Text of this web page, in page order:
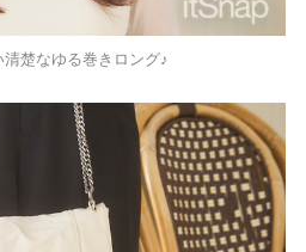
楚なゆる巻きロング♪